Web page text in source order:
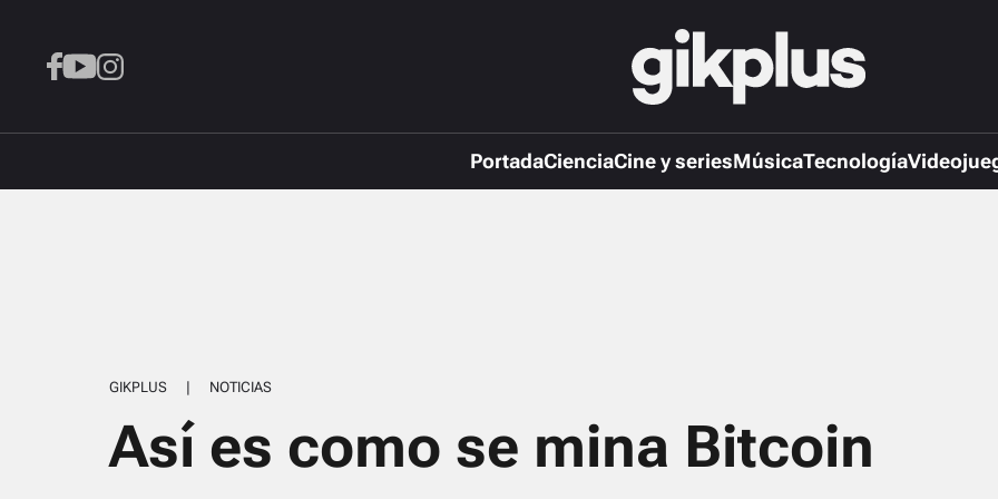
PortadaCienciaCine y seriesMúsicaTecnología
GIKPLUS | NOTICIAS
Así es como se mina Bitcoin